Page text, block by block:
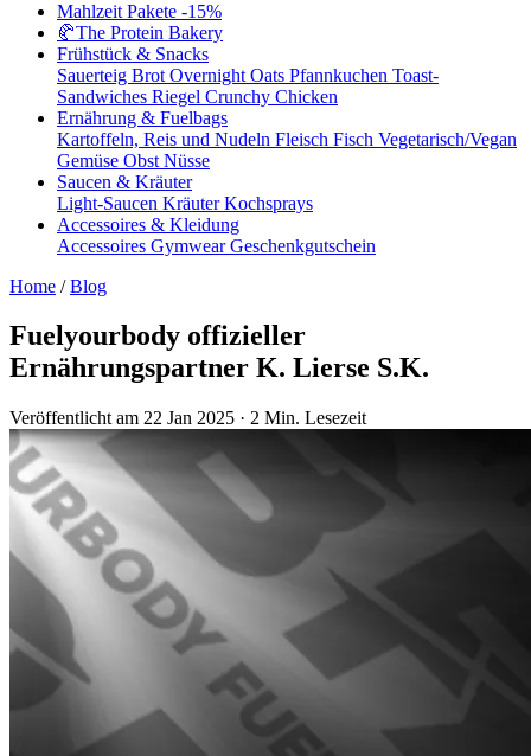
Mahlzeit Pakete -15%
🥐The Protein Bakery
Frühstück & Snacks
Sauerteig Brot Overnight Oats Pfannkuchen Toast-
Sandwiches Riegel Crunchy Chicken
Ernährung & Fuelbags
Kartoffeln, Reis und Nudeln Fleisch Fisch Vegetarisch/Vegan
Gemüse Obst Nüsse
Saucen & Kräuter
Light-Saucen KräuterKochsprays
Accessoires & Kleidung
Accessoires GymwearGeschenkgutschein
Home / Blog
Fuelyourbody offizieller
Ernährungspartner K. Lierse S.K.
Veröffentlicht am 22 Jan 2025 · 2 Min. Lesezeit